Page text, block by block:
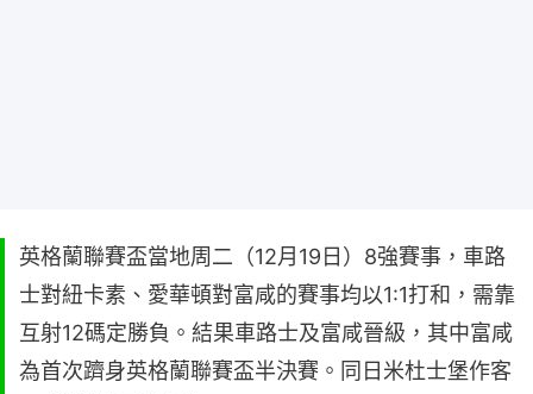
英格蘭聯賽盃當地周二（12月19日）8強賽事，車路
士對紐卡素、愛華頓對富咸的賽事均以1:1打和，需靠
互射12碼定勝負。結果車路士及富咸晉級，其中富咸
為首次躋身英格蘭聯賽盃半決賽。同日米杜士堡作客